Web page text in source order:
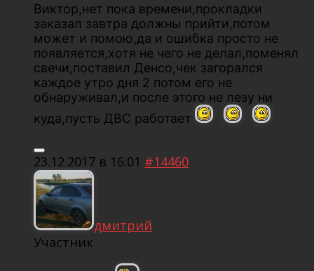
Виктор,нет пока времени,прокладки
заказал завтра должны прийти,потом
может и помою,да и ошибка просто не
появляется,хотя не чего не делал,поменял
свечи,поставил Денсо,чек загорался
каждое утро дня 2 потом его не
обнаруживал,и после этого не лезу ни
куда,пусть ДВС работает
23.12.2017 в 16:01 #14460
дмитрий
Участник